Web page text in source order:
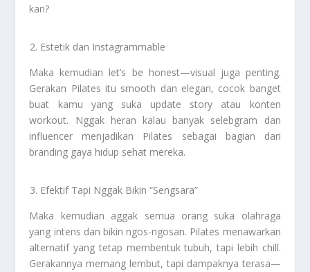
kan?
Estetik dan Instagrammable
Maka kemudian let’s be honest—visual juga penting.
Gerakan Pilates itu smooth dan elegan, cocok banget
buat kamu yang suka update story atau konten
workout. Nggak heran kalau banyak selebgram dan
influencer menjadikan Pilates sebagai bagian dari
branding gaya hidup sehat mereka.
Efektif Tapi Nggak Bikin “Sengsara”
Maka kemudian aggak semua orang suka olahraga
yang intens dan bikin ngos-ngosan. Pilates menawarkan
alternatif yang tetap membentuk tubuh, tapi lebih chill.
Gerakannya memang lembut, tapi dampaknya terasa—